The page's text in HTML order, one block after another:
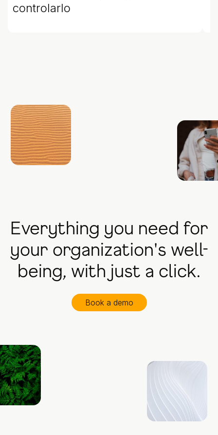
controlarlo
Everything you need for
your organization's well-
being, with just a click.
Book a demo